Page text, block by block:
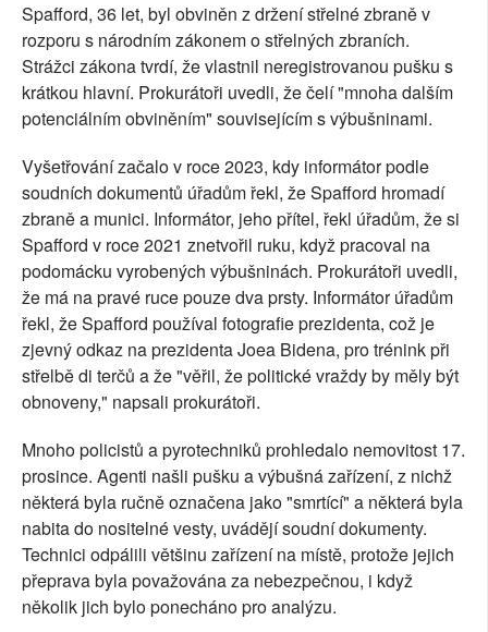
Spafford, 36 let, byl obviněn z držení střelné zbraně v
rozporu s národním zákonem o střelných zbraních.
Strážci zákona tvrdí, že vlastnil neregistrovanou pušku s
krátkou hlavní. Prokurátoři uvedli, že čelí "mnoha dalším
potenciálním obviněním" souvisejícím s výbušninami.
Vyšetřování začalo v roce 2023, kdy informátor podle
soudních dokumentů úřadům řekl, že Spafford hromadí
zbraně a munici. Informátor, jeho přítel, řekl úřadům, že si
Spafford v roce 2021 znetvořil ruku, když pracoval na
podomácku vyrobených výbušninách. Prokurátoři uvedli,
že má na pravé ruce pouze dva prsty. Informátor úřadům
řekl, že Spafford používal fotografie prezidenta, což je
zjevný odkaz na prezidenta Joea Bidena, pro trénink při
střelbě di terčů a že "věřil, že politické vraždy by měly být
obnoveny," napsali prokurátoři.
Mnoho policistů a pyrotechniků prohledalo nemovitost 17.
prosince. Agenti našli pušku a výbušná zařízení, z nichž
některá byla ručně označena jako "smrtící" a některá byla
nabita do nositelné vesty, uvádějí soudní dokumenty.
Technici odpálili většinu zařízení na místě, protože jejich
přeprava byla považována za nebezpečnou, i když
několik jich bylo ponecháno pro analýzu.